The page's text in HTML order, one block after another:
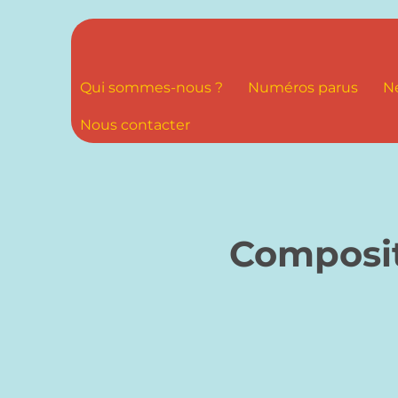
Qui sommes-nous ? Numéros parus
Nous contacter